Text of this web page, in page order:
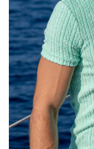
gallery